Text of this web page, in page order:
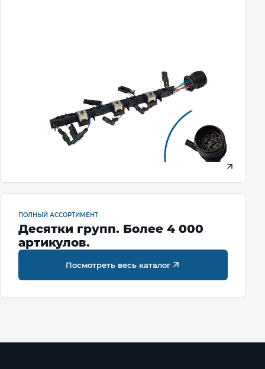
ПОЛНЫЙ АССОРТИМЕНТ
Десятки групп. Более 4 000
артикулов.
Посмотреть весь каталог